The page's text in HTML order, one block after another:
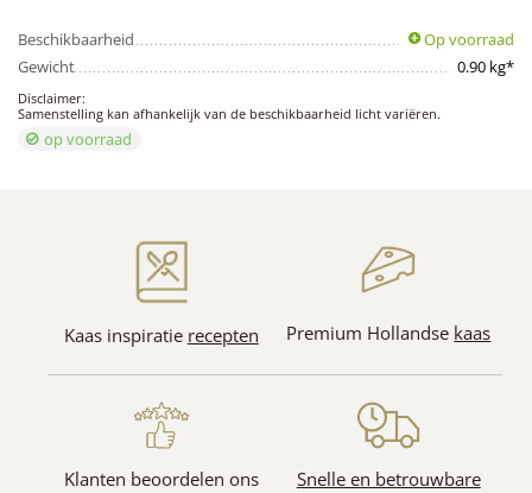
Beschikbaarheid
Op voorraad
Gewicht
0.90 kg*
Disclaimer:
Samenstelling kan afhankelijk van de beschikbaarheid licht variëren.
op voorraad
Kaas inspiratie recepten Premium Hollandse kaas
Klanten beoordelen ons
Snelle en betrouwbare